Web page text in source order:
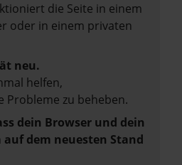
die Seite in einem
oder in einem privaten
neu.
helfen,
Probleme zu beheben.
dein Browser und dein
auf dem neuesten Stand